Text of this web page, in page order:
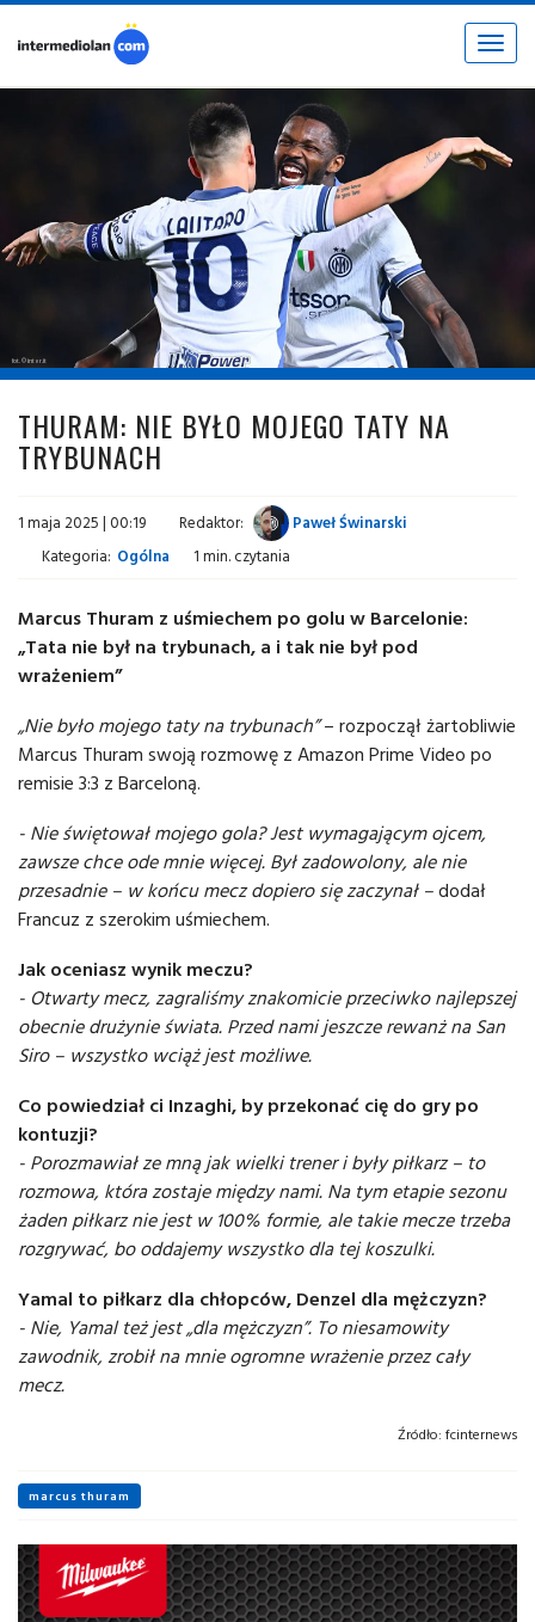
Toggle
fot. © inter.it
THURAM: NIE BYŁO MOJEGO TATY NA
TRYBUNACH
1 maja 2025 | 00:19 Redaktor:
Paweł Świnarski
Kategoria: Ogólna 1 min. czytania
Marcus Thuram z uśmiechem po golu w Barcelonie:
„Tata nie był na trybunach, a i tak nie był pod
wrażeniem”
„Nie było mojego taty na trybunach”– rozpoczął żartobliwie
Marcus Thuram swoją rozmowę z Amazon Prime Video po
remisie 3:3 z Barceloną.
- Nie świętował mojego gola? Jest wymagającym ojcem,
zawsze chce ode mnie więcej. Był zadowolony, ale nie
przesadnie – w końcu mecz dopiero się zaczynał –dodał
Francuz z szerokim uśmiechem.
Jak oceniasz wynik meczu?
- Otwarty mecz, zagraliśmy znakomicie przeciwko najlepszej
obecnie drużynie świata. Przed nami jeszcze rewanż na San
Siro – wszystko wciąż jest możliwe.
Co powiedział ci Inzaghi, by przekonać cię do gry po
kontuzji?
- Porozmawiał ze mną jak wielki trener i były piłkarz – to
rozmowa, która zostaje między nami. Na tym etapie sezonu
żaden piłkarz nie jest w 100% formie, ale takie mecze trzeba
rozgrywać, bo oddajemy wszystko dla tej koszulki.
Yamal to piłkarz dla chłopców, Denzel dla mężczyzn?
- Nie, Yamal też jest „dla mężczyzn”. To niesamowity
zawodnik, zrobił na mnie ogromne wrażenie przez cały
mecz.
Źródło: fcinternews
marcus thuram